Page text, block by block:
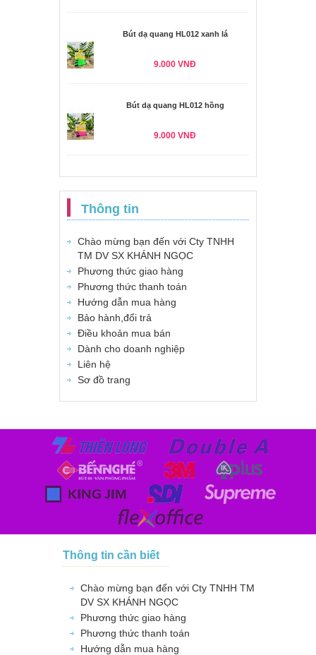
Bút dạ quang HL012 xanh lá
9.000 VNĐ
Bút dạ quang HL012 hồng
9.000 VNĐ
Thông tin
Chào mừng bạn đến với Cty TNHH
TM DV SX KHÁNH NGỌC
Phương thức giao hàng
Phương thức thanh toán
Hướng dẫn mua hàng
Bảo hành,đổi trả
Điều khoản mua bán
Dành cho doanh nghiệp
Liên hệ
Sơ đồ trang
Thông tin cần biết
Chào mừng bạn đến với Cty TNHH TM
DV SX KHÁNH NGỌC
Phương thức giao hàng
Phương thức thanh toán
Hướng dẫn mua hàng